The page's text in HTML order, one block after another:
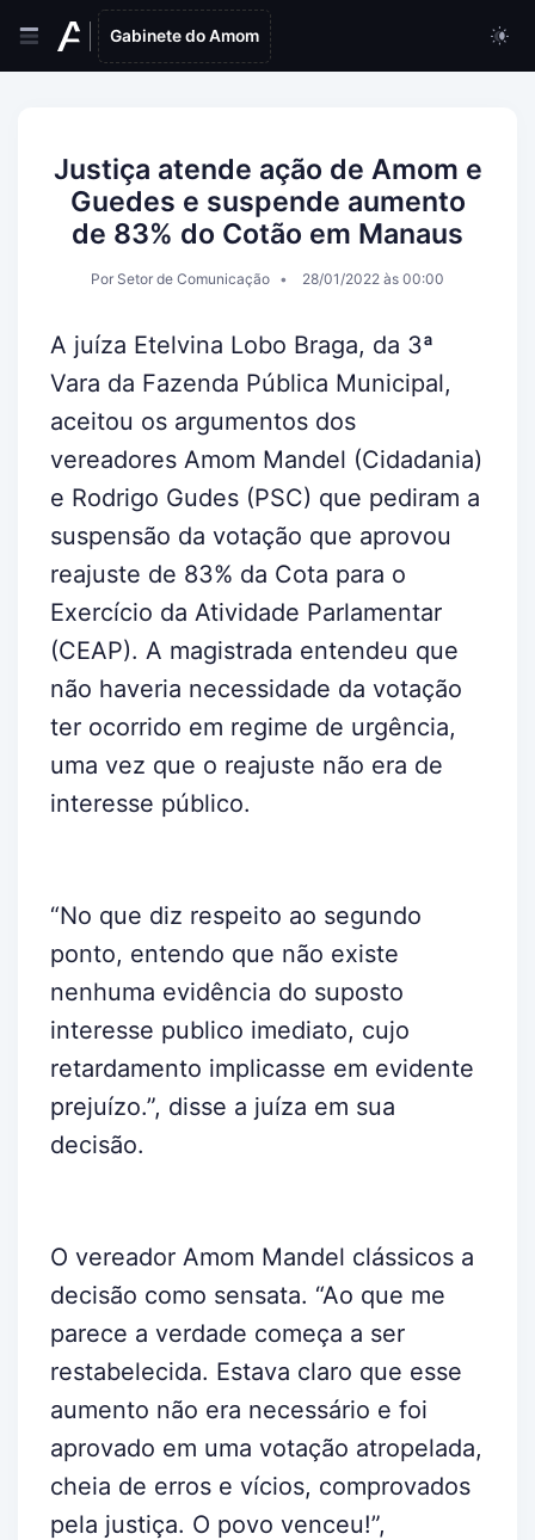
Gabinete do Amom
Justiça atende ação de Amom e
Guedes e suspende aumento
de 83% do Cotão em Manaus
Por Setor de Comunicação 28/01/2022 às 00:00
A juíza Etelvina Lobo Braga, da 3ª
Vara da Fazenda Pública Municipal,
aceitou os argumentos dos
vereadores Amom Mandel (Cidadania)
e Rodrigo Gudes (PSC) que pediram a
suspensão da votação que aprovou
reajuste de 83% da Cota para o
Exercício da Atividade Parlamentar
(CEAP). A magistrada entendeu que
não haveria necessidade da votação
ter ocorrido em regime de urgência,
uma vez que o reajuste não era de
interesse público.
“No que diz respeito ao segundo
ponto, entendo que não existe
nenhuma evidência do suposto
interesse publico imediato, cujo
retardamento implicasse em evidente
prejuízo.”, disse a juíza em sua
decisão.
O vereador Amom Mandel clássicos a
decisão como sensata. “Ao que me
parece a verdade começa a ser
restabelecida. Estava claro que esse
aumento não era necessário e foi
aprovado em uma votação atropelada,
cheia de erros e vícios, comprovados
pela justiça. O povo venceu!”,